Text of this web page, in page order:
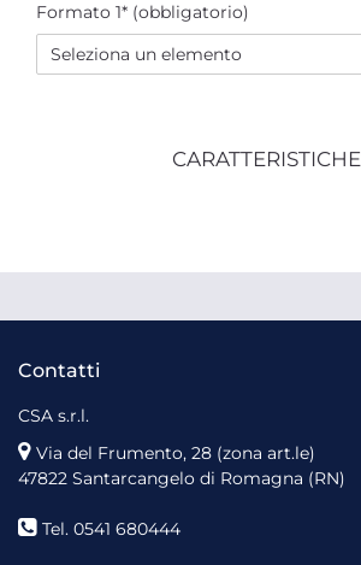
Formato 1* (obbligatorio)
Seleziona un elemento
CARATTERISTICHE
Contatti
CSA s.r.l.
Via del Frumento, 28 (zona art.le)
47822 Santarcangelo di Romagna (RN)
Tel. 0541 680444